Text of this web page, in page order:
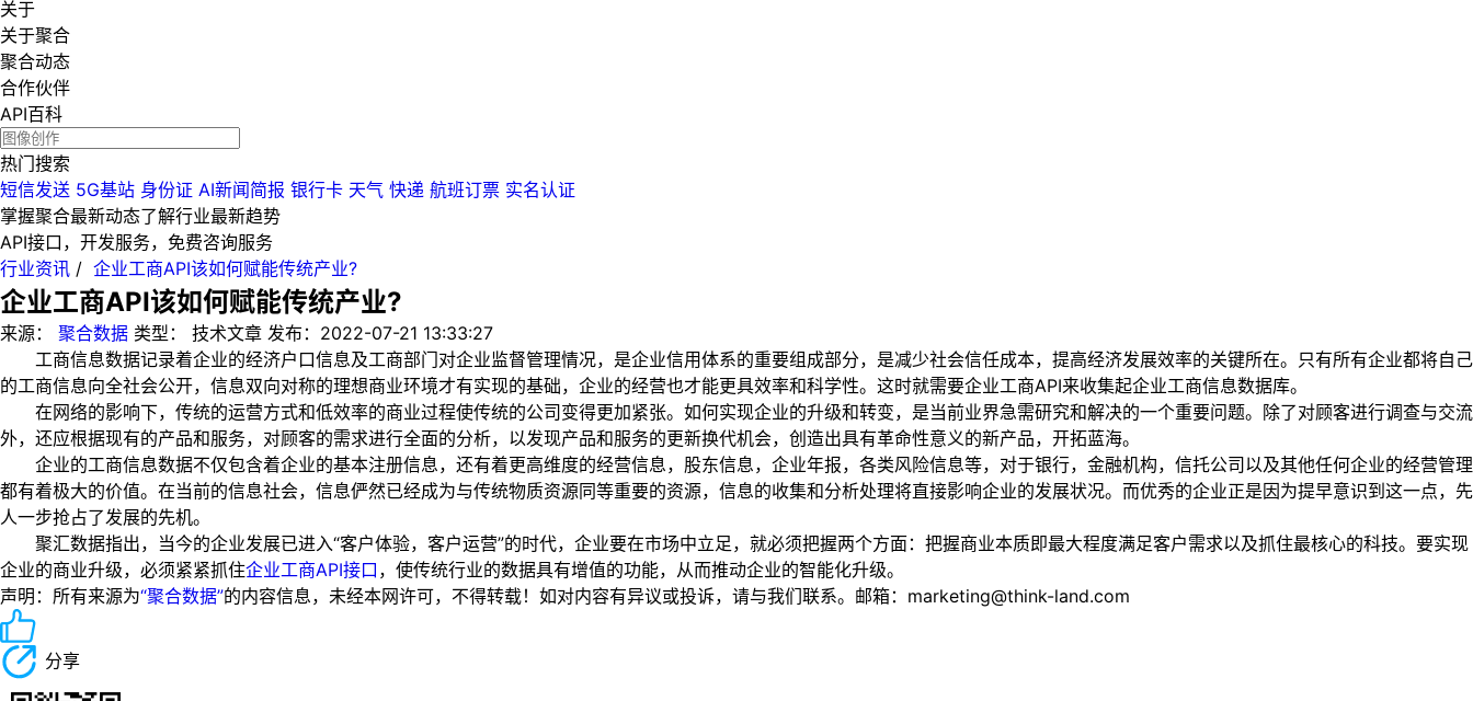
关于
关于聚合
聚合动态
合作伙伴
API百科
热门搜索
短信发送 5G基站 身份证 AI新闻简报 银行卡 天气 快递 航班订票 实名认证
掌握聚合最新动态了解行业最新趋势
API接口，开发服务，免费咨询服务
行业资讯 / 企业工商API该如何赋能传统产业?
企业工商API该如何赋能传统产业?
来源： 聚合数据 类型： 技术文章 发布： 2022-07-21 13:33:27
工商信息数据记录着企业的经济户口信息及工商部门对企业监督管理情况，是企业信用体系的重要组成部分，是减少社会信任成本，提高经济发展效率的关键所在。只有所有企业都将自己
的工商信息向全社会公开，信息双向对称的理想商业环境才有实现的基础，企业的经营也才能更具效率和科学性。这时就需要企业工商API来收集起企业工商信息数据库。
在网络的影响下，传统的运营方式和低效率的商业过程使传统的公司变得更加紧张。如何实现企业的升级和转变，是当前业界急需研究和解决的一个重要问题。除了对顾客进行调查与交流
外，还应根据现有的产品和服务，对顾客的需求进行全面的分析，以发现产品和服务的更新换代机会，创造出具有革命性意义的新产品，开拓蓝海。
企业的工商信息数据不仅包含着企业的基本注册信息，还有着更高维度的经营信息，股东信息，企业年报，各类风险信息等，对于银行，金融机构，信托公司以及其他任何企业的经营管理
都有着极大的价值。在当前的信息社会，信息俨然已经成为与传统物质资源同等重要的资源，信息的收集和分析处理将直接影响企业的发展状况。而优秀的企业正是因为提早意识到这一点，先
人一步抢占了发展的先机。
聚汇数据指出，当今的企业发展已进入“客户体验，客户运营”的时代，企业要在市场中立足，就必须把握两个方面：把握商业本质即最大程度满足客户需求以及抓住最核心的科技。要实现
企业的商业升级，必须紧紧抓住企业工商API接口 ，使传统行业的数据具有增值的功能，从而推动企业的智能化升级。
声明：所有来源为“聚合数据”的内容信息，未经本网许可，不得转载！如对内容有异议或投诉，请与我们联系。邮箱：marketing@think-land.com
分享